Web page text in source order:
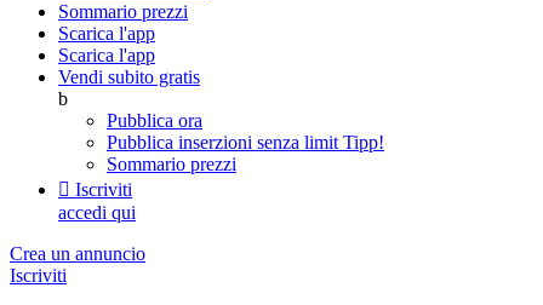
Sommario prezzi
Scarica l'app
Scarica l'app
Vendi subito gratis
b
Pubblica ora
Pubblica inserzioni senza limit Tipp!
Sommario prezzi
 Iscriviti
accedi qui
Crea un annuncio
Iscriviti